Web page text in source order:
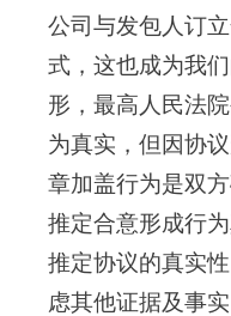
公司与发包人订
式，这也成为我
形，最高人民法
为真实，但因协
章加盖行为是双
推定合意形成行
推定协议的真实
虑其他证据及事实